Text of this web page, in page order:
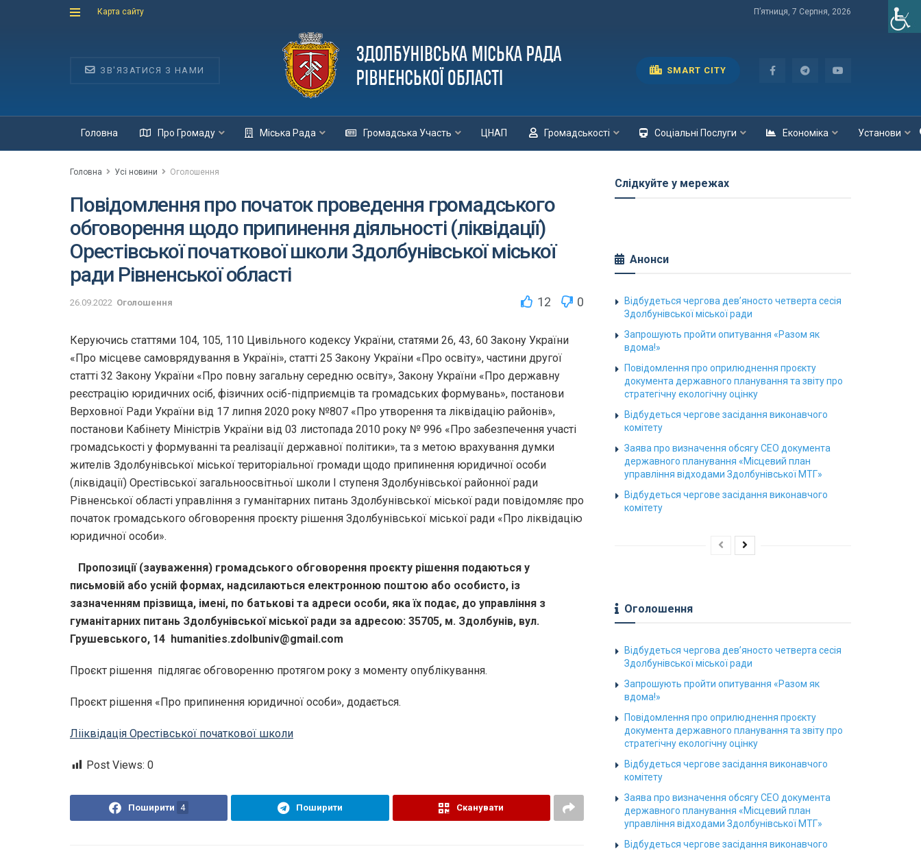
Карта сайту П’ятниця, 7 Серпня, 2026
ЗВ'ЯЗАТИСЯ З НАМИ SMART CITY
Головна Про Громаду Міська Рада Громадська Участь ЦНАП Громадськості Соціальні Послуги Економіка Установи
Головна Усі новини Оголошення
Повідомлення про початок проведення громадського
обговорення щодо припинення діяльності (ліквідації)
Орестівської початкової школи Здолбунівської міської
ради Рівненської області
26.09.2022 Оголошення 12 0
Керуючись статтями 104, 105, 110 Цивільного кодексу України, статями 26, 43, 60 Закону України
«Про місцеве самоврядування в Україні», статті 25 Закону України «Про освіту», частини другої
статті 32 Закону України «Про повну загальну середню освіту», Закону України «Про державну
реєстрацію юридичних осіб, фізичних осіб-підприємців та громадських формувань», постанови
Верховної Ради України від 17 липня 2020 року №807 «Про утворення та ліквідацію районів»,
постанови Кабінету Міністрів України від 03 листопада 2010 року № 996 «Про забезпечення участі
громадськості у формуванні та реалізації державної політики», та з метою врахування думки
жителів Здолбунівської міської територіальної громади щодо припинення юридичної особи
(ліквідації) Орестівської загальноосвітньої школи І ступеня Здолбунівської районної ради
Рівненської області управління з гуманітарних питань Здолбунівської міської ради повідомляє про
початок громадського обговорення проєкту рішення Здолбунівської міської ради «Про ліквідацію
юридичної особи».
Пропозиції (зауваження) громадського обговорення проєкту рішення подаються у
письмовій або усній формах, надсилаються електронною поштою або особисто, із
зазначенням прізвища, імені, по батькові та адреси особи, яка їх подає, до управління з
гуманітарних питань Здолбунівської міської ради за адресою: 35705, м. Здолбунів, вул.
Грушевського, 14 humanities.zdolbuniv@gmail.com
Проєкт рішення підлягає обговоренню протягом року з моменту опублікування.
Проєкт рішення «Про припинення юридичної особи», додається.
Лііквідація Орестівської початкової школи
Post Views: 0
Поширити 4 Поширити Сканувати
Слідкуйте у мережах
Анонси
Відбудеться чергова дев’яносто четверта сесія
Здолбунівської міської ради
Запрошують пройти опитування «Разом як
вдома!»
Повідомлення про оприлюднення проєкту
документа державного планування та звіту про
стратегічну екологічну оцінку
Відбудеться чергове засідання виконавчого
комітету
Заява про визначення обсягу СЕО документа
державного планування «Місцевий план
управління відходами Здолбунівської МТГ»
Відбудеться чергове засідання виконавчого
комітету
Оголошення
Відбудеться чергова дев’яносто четверта сесія
Здолбунівської міської ради
Запрошують пройти опитування «Разом як
вдома!»
Повідомлення про оприлюднення проєкту
документа державного планування та звіту про
стратегічну екологічну оцінку
Відбудеться чергове засідання виконавчого
комітету
Заява про визначення обсягу СЕО документа
державного планування «Місцевий план
управління відходами Здолбунівської МТГ»
Відбудеться чергове засідання виконавчого